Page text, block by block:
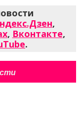
,
, Вконтакте,
.